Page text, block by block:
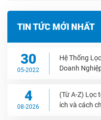
TIN TỨC MỚI NHẤT
30
05-2022
Hệ Thống
Doanh
4
08-2026
(Từ A-Z) Lọc
ích và cách